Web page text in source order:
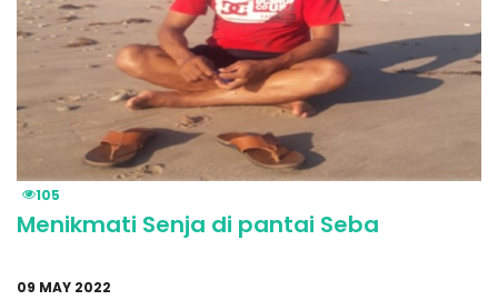
105
Menikmati Senja di pantai Seba
09 MAY 2022